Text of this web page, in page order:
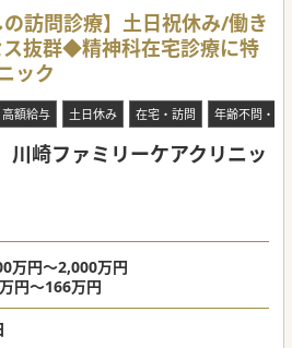
の訪問診療】土日祝休み/働き
抜群◆精神科在宅診療に特
ック
高額給与 土日休み 在宅・訪問 年齢不問・ベ
川崎ファミリーケアクリニッ
万円～2,000万円
円～166万円